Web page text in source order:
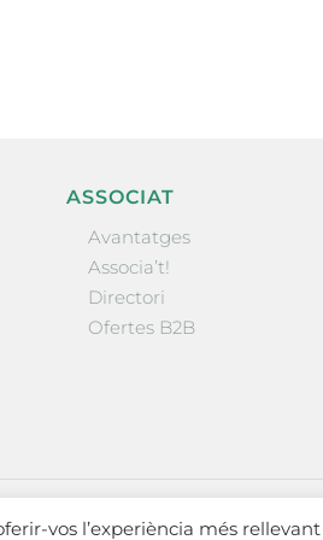
ASSOCIAT
Avantatges
Associa’t!
Directori
Ofertes B2B
(Barcelona)
vos l’experiència més